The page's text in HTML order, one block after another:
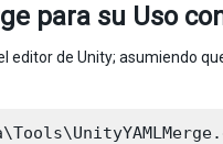
para su Uso
editor de Unity; asumiendo